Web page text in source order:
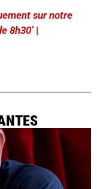
sur notre
8h30’ |